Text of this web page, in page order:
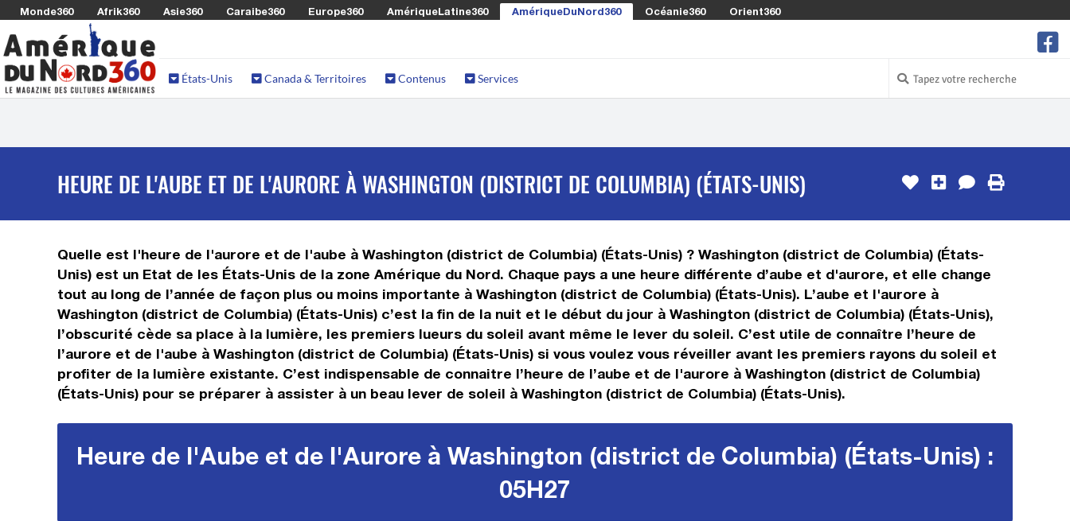
Monde360 Afrik360 Asie360 Caraibe360 Europe360 AmériqueLatine360 AmériqueDuNord360 Océanie360 Orient360
États-Unis Canada & Territoires Contenus Services
HEURE DE L'AUBE ET DE L'AURORE À WASHINGTON (DISTRICT DE COLUMBIA) (ÉTATS-UNIS)
Quelle est l'heure de l'aurore et de l'aube à Washington (district de Columbia) (États-Unis) ? Washington (district de Columbia) (États-
Unis) est un Etat de les États-Unis de la zone Amérique du Nord. Chaque pays a une heure différente d’aube et d'aurore, et elle change
tout au long de l’année de façon plus ou moins importante à Washington (district de Columbia) (États-Unis). L’aube et l'aurore à
Washington (district de Columbia) (États-Unis) c’est la fin de la nuit et le début du jour à Washington (district de Columbia) (États-Unis),
l’obscurité cède sa place à la lumière, les premiers lueurs du soleil avant même le lever du soleil. C’est utile de connaître l’heure de
l’aurore et de l'aube à Washington (district de Columbia) (États-Unis) si vous voulez vous réveiller avant les premiers rayons du soleil et
profiter de la lumière existante. C’est indispensable de connaitre l’heure de l’aube et de l'aurore à Washington (district de Columbia)
(États-Unis) pour se préparer à assister à un beau lever de soleil à Washington (district de Columbia) (États-Unis).
Heure de l'Aube et de l'Aurore à Washington (district de Columbia) (États-Unis) :
05H27